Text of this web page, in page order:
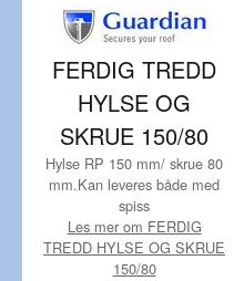
FERDIG TREDD
HYLSE OG
SKRUE 150/80
Hylse RP 150 mm/ skrue 80
mm.Kan leveres både med
spiss
Les mer om FERDIG
TREDD HYLSE OG SKRUE
150/80